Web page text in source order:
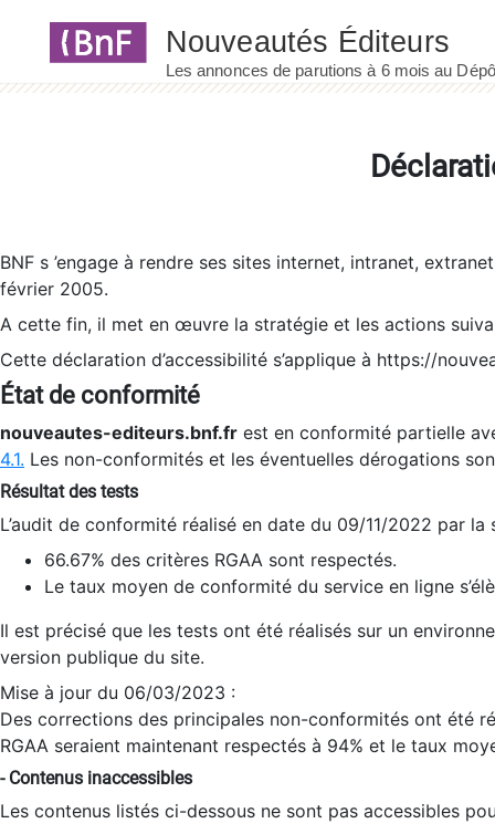
BNF s ’engage à rendre ses sites internet, intranet,
février 2005.
A cette fin, il met en œuvre la stratégie et les actions
Cette déclaration d’accessibilité s’applique à https://
État de conformité
nouveautes-editeurs.bnf.fr est en conformité partielle
4.1. Les non-conformités et les éventuelles dérogations
Résultat des tests
L’audit de conformité réalisé en date du 09/11/2022 par
66.67% des critères RGAA sont respectés.
Le taux moyen de conformité du service en ligne
Il est précisé que les tests ont été réalisés sur un
version publique du site.
Mise à jour du 06/03/2023 :
Des corrections des principales non-conformités ont été
RGAA seraient maintenant respectés à 94% et le taux
- Contenus inaccessibles
Les contenus listés ci-dessous ne sont pas accessibles